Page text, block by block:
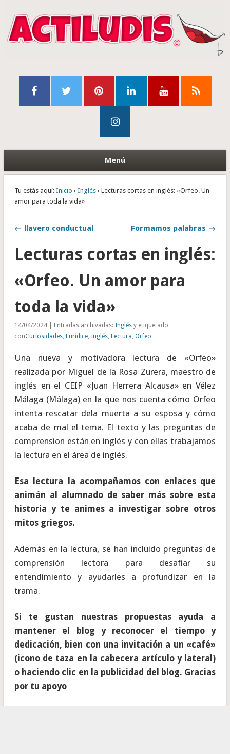
Menú
Tu estás aquí: Inicio › Inglés› Lecturas cortas en inglés: «Orfeo. Un
amor para toda la vida»
← llavero conductual Formamos palabras →
Lecturas cortas en inglés:
«Orfeo. Un amor para
toda la vida»
14/04/2024 | Entradas archivadas: Inglésy etiquetado
conCuriosidades, Eurídice, Inglés, Lectura, Orfeo
Una nueva y motivadora lectura de «Orfeo»
realizada por Miguel de la Rosa Zurera, maestro de
inglés en el CEIP «Juan Herrera Alcausa» en Vélez
Málaga (Málaga) en la que nos cuenta cómo Orfeo
intenta rescatar dela muerta a su esposa y cómo
acaba de mal el tema. El texto y las preguntas de
comprension están en inglés y con ellas trabajamos
la lectura en el área de inglés.
Esa lectura la acompañamos con enlaces que
animán al alumnado de saber más sobre esta
historia y te animes a investigar sobre otros
mitos griegos.
Además en la lectura, se han incluido preguntas de
comprensión lectora para desafiar su
entendimiento y ayudarles a profundizar en la
trama.
Si te gustan nuestras propuestas ayuda a
mantener el blog y reconocer el tiempo y
dedicación, bien con una invitación a un «café»
(icono de taza en la cabecera artículo y lateral)
o haciendo clic en la publicidad del blog. Gracias
por tu apoyo